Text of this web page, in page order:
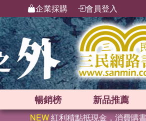
企業採購 會員登入
暢銷榜 新品推薦
NEW紅利積點抵現金，消費購